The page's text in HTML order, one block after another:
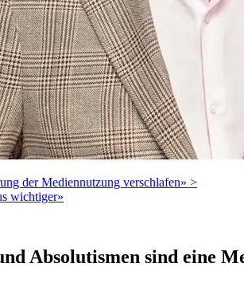
der Mediennutzung verschlafen» >
wichtiger»
Absolutismen sind eine